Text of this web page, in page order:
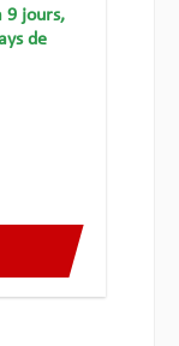
9 jours,
de